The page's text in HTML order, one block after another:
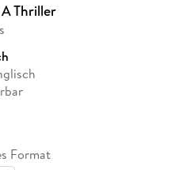
Thriller
Format